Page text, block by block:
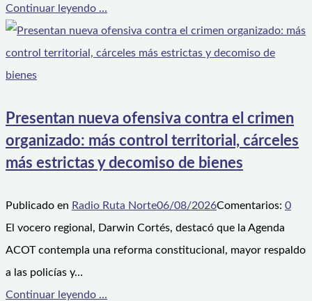
Continuar leyendo ...
Presentan nueva ofensiva contra el crimen
organizado: más control territorial, cárceles
más estrictas y decomiso de bienes
Publicado en Radio Ruta Norte06/08/2026Comentarios: 0
El vocero regional, Darwin Cortés, destacó que la Agenda
ACOT contempla una reforma constitucional, mayor respaldo
a las policías y…
Continuar leyendo ...